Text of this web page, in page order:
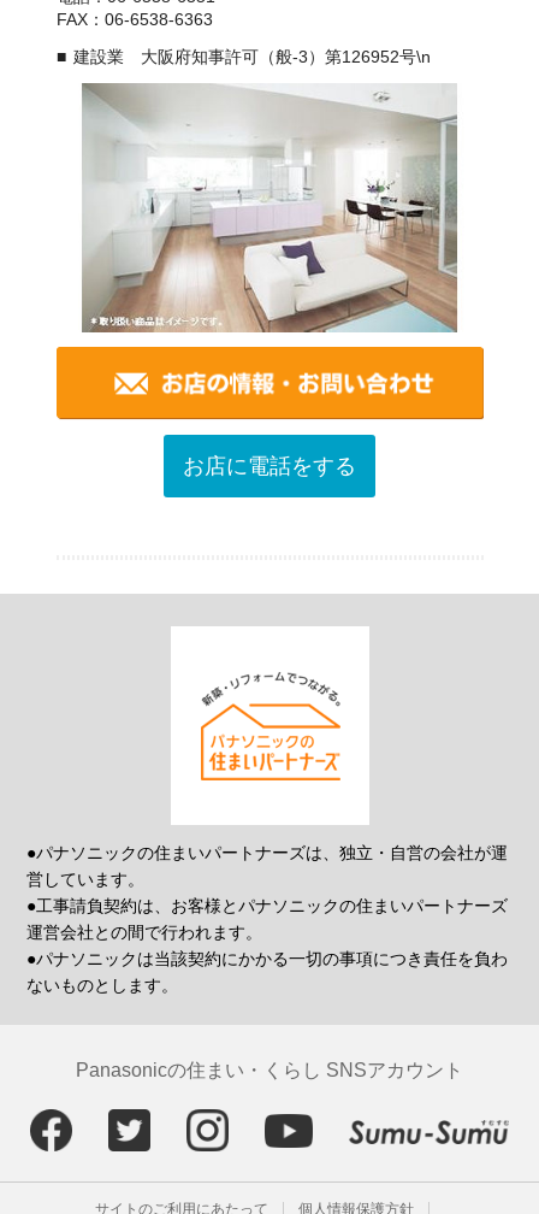
FAX：06-6538-6363
建設業 大阪府知事許可（般-3）第126952号\n
お店に電話をする
●パナソニックの住まいパートナーズは、独立・自営の会社が運
営しています。
●工事請負契約は、お客様とパナソニックの住まいパートナーズ
運営会社との間で行われます。
●パナソニックは当該契約にかかる一切の事項につき責任を負わ
ないものとします。
Panasonicの住まい・くらし SNSアカウント
サイトのご利用にあたって 個人情報保護方針